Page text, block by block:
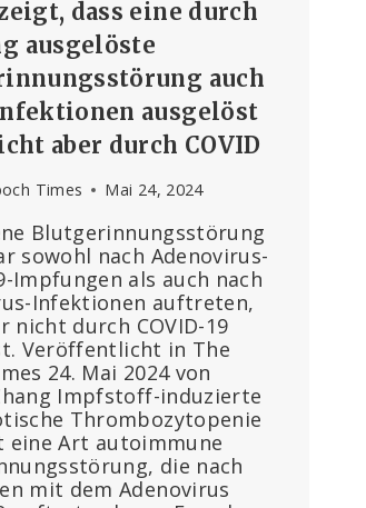
dass eine durch
ausgelöste
auch
ausgelöst
aber durch COVID
Times Mai 24, 2024
Blutgerinnungsstörung
sowohl nach Adenovirus-
Impfungen als auch nach
Infektionen auftreten,
nicht durch COVID-19
Veröffentlicht in The
24. Mai 2024 von
Impfstoff-induzierte
Thrombozytopenie
eine Art autoimmune
die nach
mit dem Adenovirus